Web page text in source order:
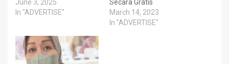
June 3, 2025
In "ADVERTISE"
Secara Gratis
March 14, 2023
In "ADVERTISE"